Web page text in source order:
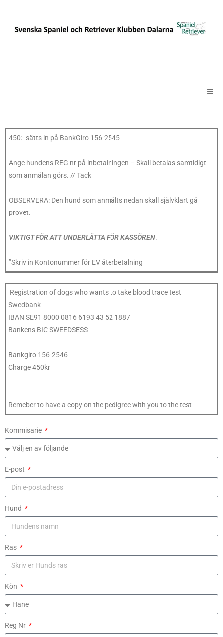
450:- sätts in på BankGiro 156-2545
Ange hundens REG nr på inbetalningen – Skall betalas samtidigt
som anmälan görs. // Tack
OBSERVERA: Den hund som anmälts nedan skall självklart gå
provet.
VIKTIGT FÖR ATT UNDERLÄTTA FÖR KASSÖREN.
”Skriv in Kontonummer för EV återbetalning
Registration of dogs who wants to take blood trace test
Swedbank
IBAN SE91 8000 0816 6193 43 52 1887
Bankens BIC SWEEDSESS
Bankgiro 156-2546
Charge 450kr
Remeber to have a copy on the pedigree with you to the test
Kommisarie
E-post
Hund
Ras
Kön
Reg Nr